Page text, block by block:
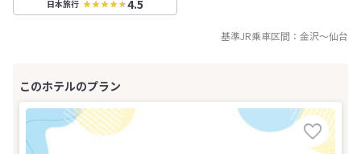
日本旅行 4.5
基準JR乗車区間： 金沢～仙台